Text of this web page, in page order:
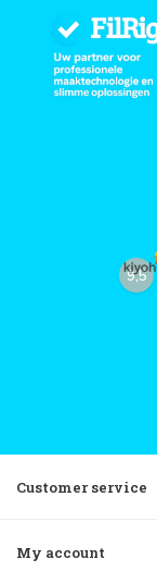
9,5
Customer service
My account